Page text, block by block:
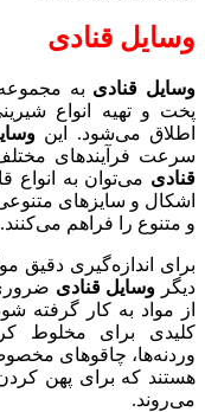
وسایل قنادی
وسایل قنادی به
پخت و تهیه انواع
اطلاق می‌شود. این
سرعت فرآیندهای
قنادی می‌توان به انواع
اشکال و سایزهای
و متنوع را فراهم می‌کنند.
برای اندازه‌گیری دقیق
دیگر وسایل قنادی
از مواد به کار گرفته
کلیدی برای مخلوط
وردنه‌ها، چاقوهای
هستند که برای پهن
می‌روند.